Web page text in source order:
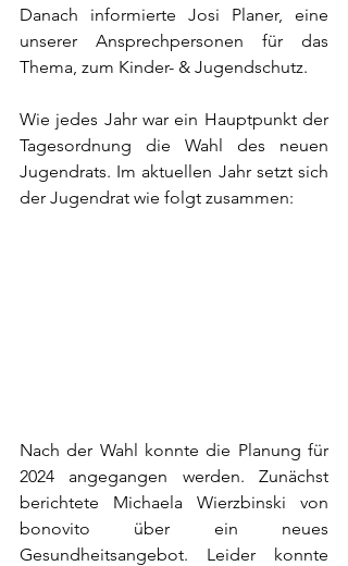
Danach informierte Josi Planer, eine
unserer Ansprechpersonen für das
Thema, zum Kinder- & Jugendschutz.
Wie jedes Jahr war ein Hauptpunkt der
Tagesordnung die Wahl des neuen
Jugendrats. Im aktuellen Jahr setzt sich
der Jugendrat wie folgt zusammen:
Nach der Wahl konnte die Planung für
2024 angegangen werden. Zunächst
berichtete Michaela Wierzbinski von
bonovito über ein neues
Gesundheitsangebot. Leider konnte